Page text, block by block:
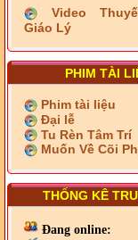
Video
Giáo Lý
PHIM TÀI
Phim tài liệu
Đại lễ
Tu Rèn Tâm Trí
Muốn Về Cõi
THỐNG KÊ
Đang online: